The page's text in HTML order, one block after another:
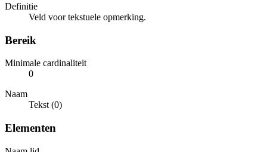
Definitie
Veld voor tekstuele opmerking.
Bereik
Minimale cardinaliteit
0
Naam
Tekst (0)
Elementen